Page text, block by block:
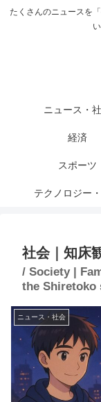
たくさんのニュースを
ニュース・
経済
スポーツ
テクノロジー
社会｜知床
/ Society |
the Shiretoko
ニュース・社会